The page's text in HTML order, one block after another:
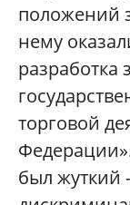
положений
нему
разработка
торговой
был жуткий